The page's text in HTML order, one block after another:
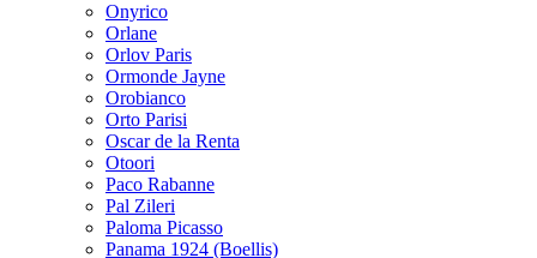
Onyrico
Orlane
Orlov Paris
Ormonde Jayne
Orobianco
Orto Parisi
Oscar de la Renta
Otoori
Paco Rabanne
Pal Zileri
Paloma Picasso
Panama 1924 (Boellis)